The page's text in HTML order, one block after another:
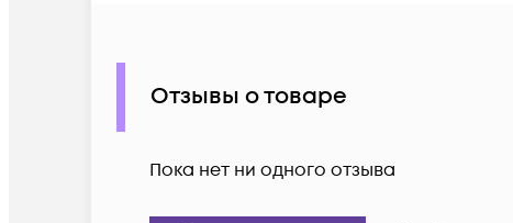
Отзывы о товаре
Пока нет ни одного отзыва